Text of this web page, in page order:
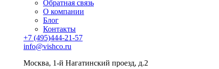
Обратная связь
О компании
Блог
Контакты
+7 (495)444-21-57
info@vishco.ru
Москва, 1-й Нагатинский проезд, д.2